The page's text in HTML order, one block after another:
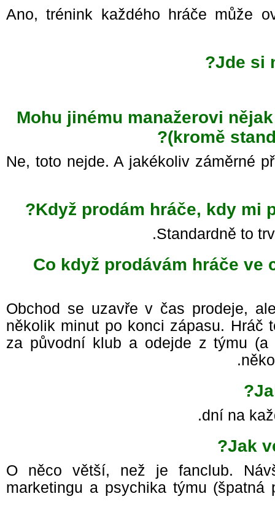
Ano, trénink každého hráče může
Jde si
Mohu jinému manažerovi
(kromě
Ne, toto nejde. A jakékoliv záměrné
Když prodám hráče, kdy mi
Standardně to
Co když prodávám hráče
Obchod se uzavře v čas prodeje,
několik minut po konci zápasu.
za původní klub a odejde z týmu
Jak
O něco větší, než je fanclub.
marketingu a psychika týmu